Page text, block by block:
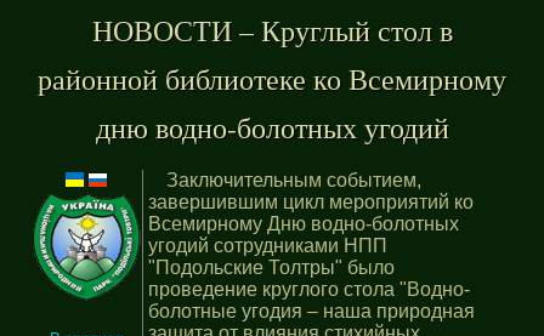
НОВОСТИ – Круглый стол в
районной библиотеке ко Всемирному
дню водно-болотных угодий
Заключительным событием,
завершившим цикл мероприятий ко
Всемирному Дню водно-болотных
угодий сотрудниками НПП
"Подольские Толтры" было
проведение круглого стола "Водно-
болотные угодия – наша природная